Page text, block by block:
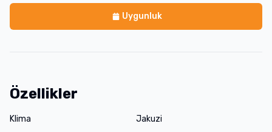
Uygunluk
Özellikler
Klima
Jakuzi